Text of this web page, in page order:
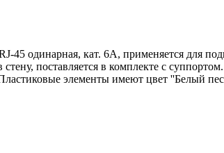
45 одинарная, кат. 6А, применяется для
поставляется в комплекте с
элементы имеют цвет ''Белый